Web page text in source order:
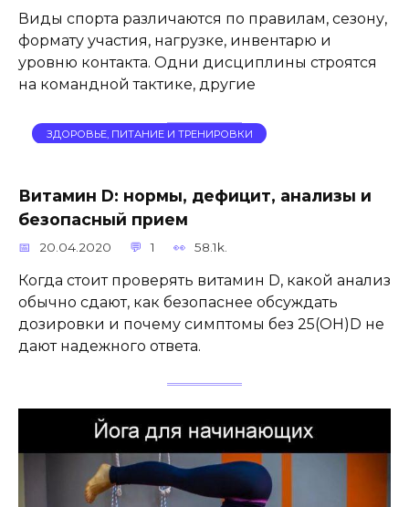
Виды спорта различаются по правилам, сезону,
формату участия, нагрузке, инвентарю и
уровню контакта. Одни дисциплины строятся
на командной тактике, другие
ЗДОРОВЬЕ, ПИТАНИЕ И ТРЕНИРОВКИ
Витамин D: нормы, дефицит, анализы и
безопасный прием
20.04.2020 1 58.1k.
Когда стоит проверять витамин D, какой анализ
обычно сдают, как безопаснее обсуждать
дозировки и почему симптомы без 25(OH)D не
дают надежного ответа.